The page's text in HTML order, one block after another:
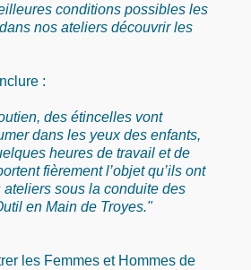
conditions possibles les
nos ateliers découvrir les
:
des étincelles vont
dans les yeux des enfants,
heures de travail et de
fièrement l’objet qu’ils ont
sous la conduite des
en Main de Troyes."
les Femmes et Hommes de